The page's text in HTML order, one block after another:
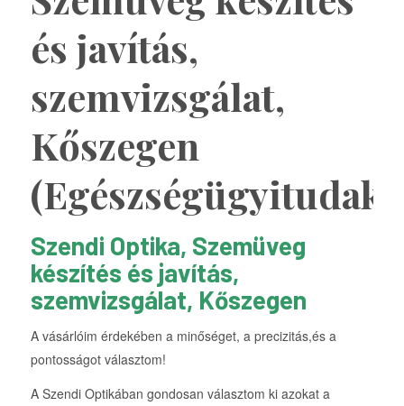
és javítás,
szemvizsgálat,
Kőszegen
Szendi Optika, Szemüveg
készítés és javítás,
szemvizsgálat, Kőszegen
A vásárlóim érdekében a minőséget, a precizitás,és a
pontosságot választom!
A Szendi Optikában gondosan választom ki azokat a